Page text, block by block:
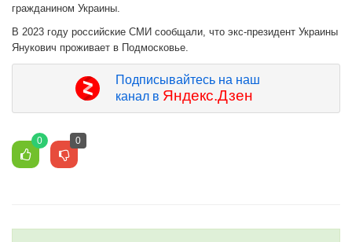
гражданином Украины.
В 2023 году российские СМИ сообщали, что экс-президент Украины
Янукович проживает в Подмосковье.
Подписывайтесь на наш
канал в Яндекс.Дзен
0 0